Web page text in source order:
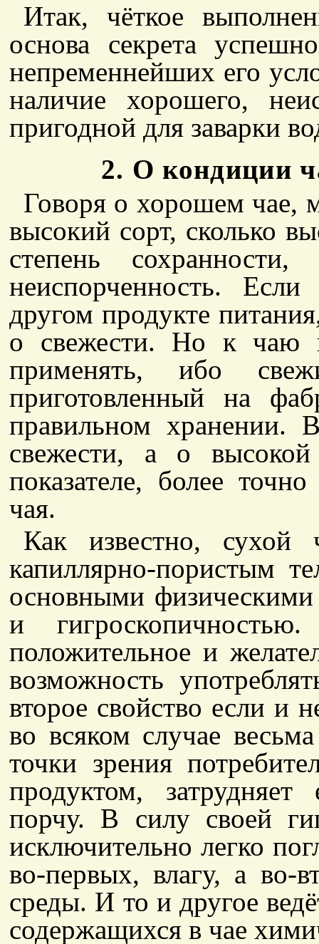
Итак, чёткое
основа секрета
непременнейших его
наличие хорошего,
пригодной для заварки
2. О кондиции
Говоря о хорошем чае,
высокий сорт, сколько
степень
неиспорченность.
другом продукте
о свежести. Но к чаю
применять, ибо
приготовленный на
правильном
свежести, а о
показателе, более
чая.
Как известно, сухой
капиллярно-пористым
основными физическими
и
положительное и
возможность
второе свойство если и
во всяком случае
точки зрения
продуктом,
порчу. В силу своей
исключительно легко
во-первых, влагу, а во-
среды. И то и другое
содержащихся в чае